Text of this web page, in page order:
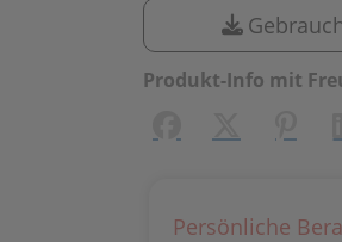
Produkt-Info mit
Persönliche